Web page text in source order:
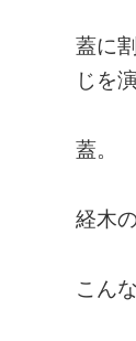
蓋に
じを
蓋。
経木
こん